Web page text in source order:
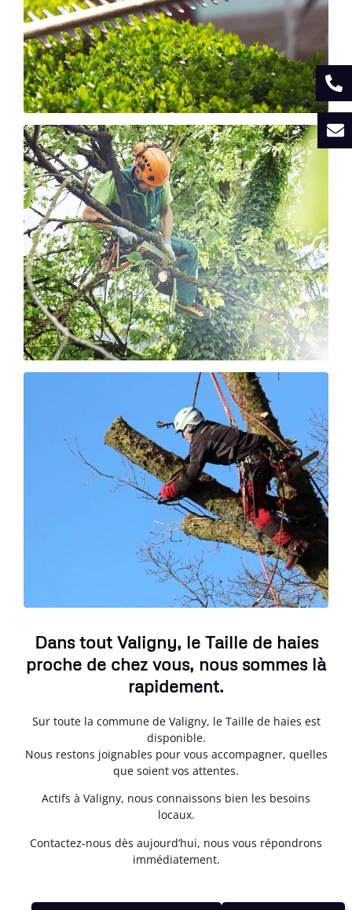
Dans tout Valigny, le Taille de haies
proche de chez vous, nous sommes là
rapidement.
Sur toute la commune de Valigny, le Taille de haies est
disponible.
Nous restons joignables pour vous accompagner, quelles
que soient vos attentes.
Actifs à Valigny, nous connaissons bien les besoins
locaux.
Contactez-nous dès aujourd’hui, nous vous répondrons
immédiatement.